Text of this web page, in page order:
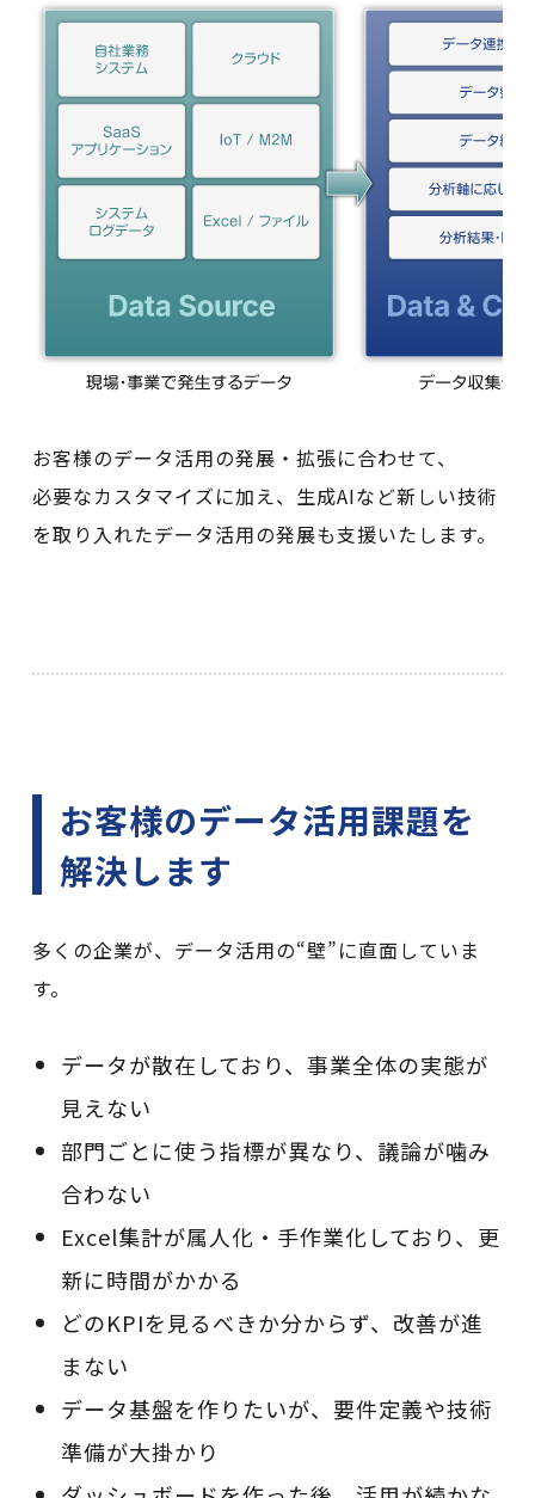
お客様のデータ活用の発展・拡張に合わせて、
必要なカスタマイズに加え、生成AIなど新しい技術
を取り入れたデータ活用の発展も支援いたします。
お客様のデータ活用課題を
解決します
多くの企業が、データ活用の“壁”に直面していま
す。
データが散在しており、事業全体の実態が
見えない
部門ごとに使う指標が異なり、議論が噛み
合わない
Excel集計が属人化・手作業化しており、更
新に時間がかかる
どのKPIを見るべきか分からず、改善が進
まない
データ基盤を作りたいが、要件定義や技術
準備が大掛かり